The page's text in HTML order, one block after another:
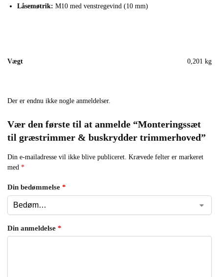
Låsemøtrik: M10 med venstregevind (10 mm)
Vægt 0,201 kg
Der er endnu ikke nogle anmeldelser.
Vær den første til at anmelde “Monteringssæt
til græstrimmer & buskrydder trimmerhoved”
Din e-mailadresse vil ikke blive publiceret. Krævede felter er markeret
med *
Din bedømmelse *
Din anmeldelse *